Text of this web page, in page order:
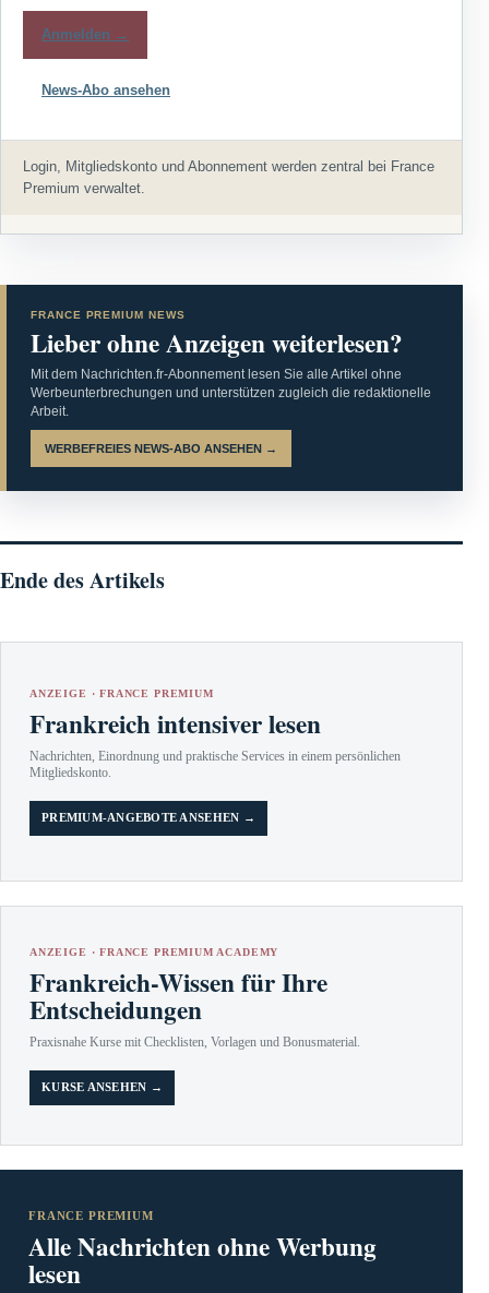
Anmelden →
News-Abo ansehen
Login, Mitgliedskonto und Abonnement werden zentral bei France
Premium verwaltet.
FRANCE PREMIUM NEWS
Lieber ohne Anzeigen weiterlesen?
Mit dem Nachrichten.fr-Abonnement lesen Sie alle Artikel ohne
Werbeunterbrechungen und unterstützen zugleich die redaktionelle
Arbeit.
WERBEFREIES NEWS-ABO ANSEHEN →
Ende des Artikels
ANZEIGE · FRANCE PREMIUM
Frankreich intensiver lesen
Nachrichten, Einordnung und praktische Services in einem persönlichen
Mitgliedskonto.
PREMIUM-ANGEBOTE ANSEHEN →
ANZEIGE · FRANCE PREMIUM ACADEMY
Frankreich-Wissen für Ihre
Entscheidungen
Praxisnahe Kurse mit Checklisten, Vorlagen und Bonusmaterial.
KURSE ANSEHEN →
FRANCE PREMIUM
Alle Nachrichten ohne Werbung
lesen